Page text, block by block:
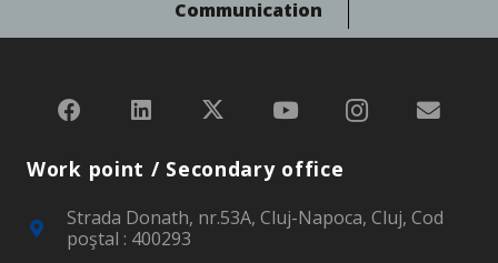
Communication
Work point / Secondary office
Strada Donath, nr.53A, Cluj-Napoca, Cluj, Cod
poştal : 400293